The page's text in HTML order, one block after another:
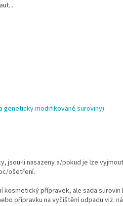
geneticky modifikované suroviny)
jsou-li nasazeny a/pokud je lze
ošetření.
kosmetický přípravek, ale sada
přípravku na vyčištění odpadu viz.